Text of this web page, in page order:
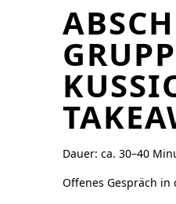
Dauer: ca. 30–40
Offenes Gespräch in